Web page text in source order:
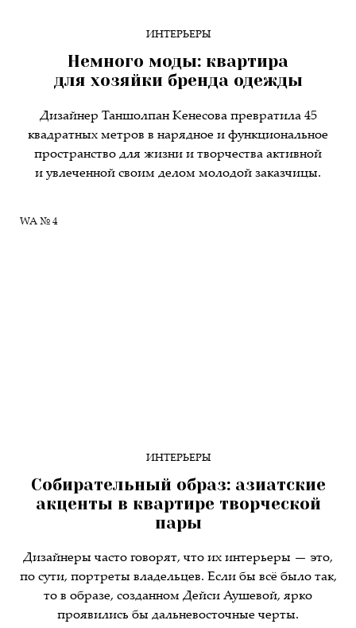
ИНТЕРЬЕРЫ
Немного моды: квартира
для хозяйки бренда одежды
Дизайнер Таншолпан Кенесова превратила 45
квадратных метров в нарядное и функциональное
пространство для жизни и творчества активной
и увлеченной своим делом молодой заказчицы.
WA № 4
ИНТЕРЬЕРЫ
Собирательный образ: азиатские
акценты в квартире творческой
пары
Дизайнеры часто говорят, что их интерьеры — это,
по сути, портреты владельцев. Если бы всё было так,
то в образе, созданном Дейси Аушевой, ярко
проявились бы дальневосточные черты.